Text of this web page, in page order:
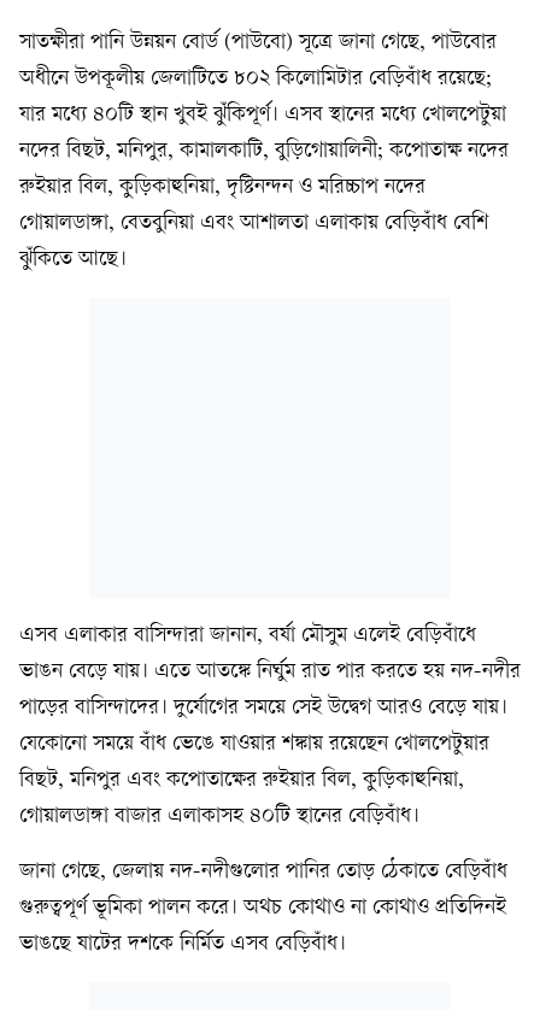
সাতক্ষীরা পানি উন্নয়ন বোর্ড (পাউবো) সূত্রে জানা গেছে, পাউবোর
অধীনে উপকূলীয় জেলাটিতে ৮০২ কিলোমিটার বেড়িবাঁধ রয়েছে;
যার মধ্যে ৪০টি স্থান খুবই ঝুঁকিপূর্ণ। এসব স্থানের মধ্যে খোলপেটুয়া
নদের বিছট, মনিপুর, কামালকাটি, বুড়িগোয়ালিনী; কপোতাক্ষ নদের
রুইয়ার বিল, কুড়িকাহুনিয়া, দৃষ্টিনন্দন ও মরিচ্চাপ নদের
গোয়ালডাঙ্গা, বেতবুনিয়া এবং আশালতা এলাকায় বেড়িবাঁধ বেশি
ঝুঁকিতে আছে।
এসব এলাকার বাসিন্দারা জানান, বর্ষা মৌসুম এলেই বেড়িবাঁধে
ভাঙন বেড়ে যায়। এতে আতঙ্কে নির্ঘুম রাত পার করতে হয় নদ-নদীর
পাড়ের বাসিন্দাদের। দুর্যোগের সময়ে সেই উদ্বেগ আরও বেড়ে যায়।
যেকোনো সময়ে বাঁধ ভেঙে যাওয়ার শঙ্কায় রয়েছেন খোলপেটুয়ার
বিছট, মনিপুর এবং কপোতাক্ষের রুইয়ার বিল, কুড়িকাহুনিয়া,
গোয়ালডাঙ্গা বাজার এলাকাসহ ৪০টি স্থানের বেড়িবাঁধ।
জানা গেছে, জেলায় নদ-নদীগুলোর পানির তোড় ঠেকাতে বেড়িবাঁধ
গুরুত্বপূর্ণ ভূমিকা পালন করে। অথচ কোথাও না কোথাও প্রতিদিনই
ভাঙছে ষাটের দশকে নির্মিত এসব বেড়িবাঁধ।